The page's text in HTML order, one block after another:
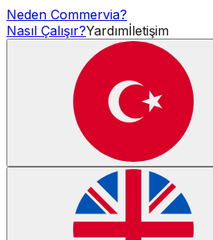
Neden Commervia?
Nasıl Çalışır?Yardımİletişim